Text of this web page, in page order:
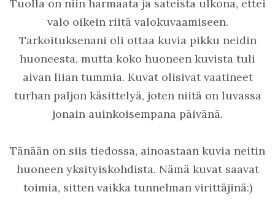
Tuolla on niin harmaata ja sateista ulkona, ettei
valo oikein riitä valokuvaamiseen.
Tarkoituksenani oli ottaa kuvia pikku neidin
huoneesta, mutta koko huoneen kuvista tuli
aivan liian tummia. Kuvat olisivat vaatineet
turhan paljon käsittelyä, joten niitä on luvassa
jonain auinkoisempana päivänä.
Tänään on siis tiedossa, ainoastaan kuvia neitin
huoneen yksityiskohdista. Nämä kuvat saavat
toimia, sitten vaikka tunnelman virittäjinä:)